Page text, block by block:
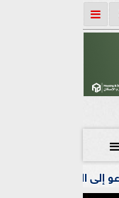

لصفحات